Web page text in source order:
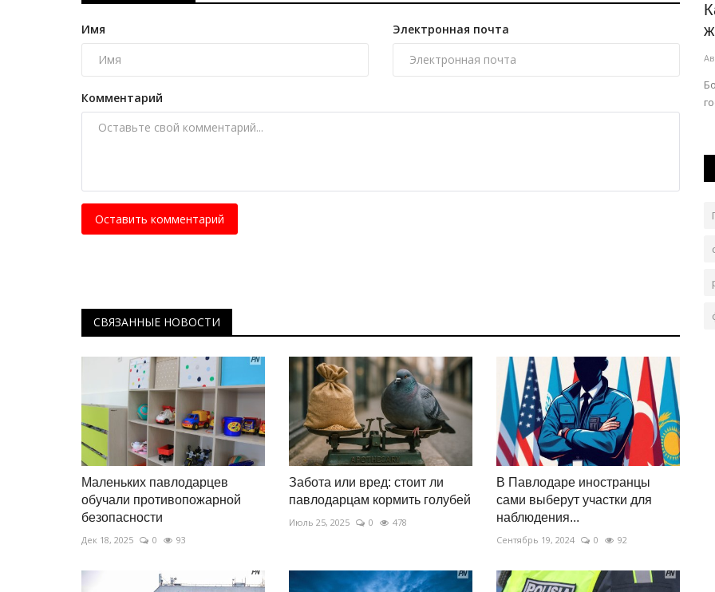
Имя Электронная почта
Комментарий
Оставить комментарий
СВЯЗАННЫЕ НОВОСТИ
Маленьких павлодарцев
обучали противопожарной
безопасности
Дек 18, 2025 0 93
Забота или вред: стоит ли
павлодарцам кормить голубей
Июль 25, 2025 0 478
В Павлодаре иностранцы
сами выберут участки для
наблюдения...
Сентябрь 19, 2024 0 92
Павлодар впервые примет вечерний
миллионов тенге.
Многодетные экибастузцы станут
приоритетными жильцами в...
Авг 6, 2026 0 156